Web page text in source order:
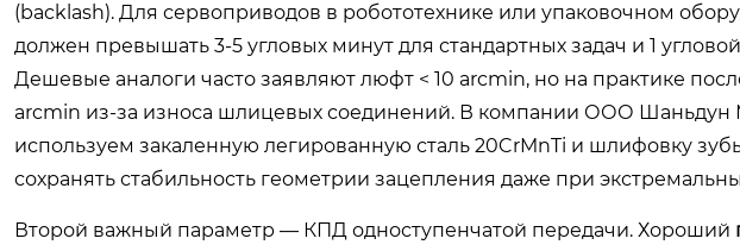
(backlash). Для сервоприводов в робототехнике или упаковочном
должен превышать 3-5 угловых минут для стандартных задач и 1
Дешевые аналоги часто заявляют люфт < 10 arcmin, но на практике
arcmin из-за износа шлицевых соединений. В компании ООО Шаньдун
используем закаленную легированную сталь 20CrMnTi и шлифовку
сохранять стабильность геометрии зацепления даже при
Второй важный параметр — КПД одноступенчатой передачи. Хороший